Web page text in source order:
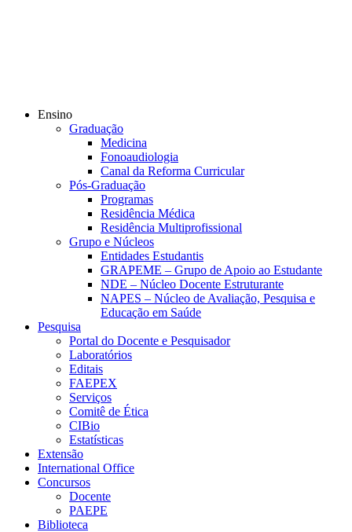
Ensino
Graduação
Medicina
Fonoaudiologia
Canal da Reforma Curricular
Pós-Graduação
Programas
Residência Médica
Residência Multiprofissional
Grupo e Núcleos
Entidades Estudantis
GRAPEME – Grupo de Apoio ao Estudante
NDE – Núcleo Docente Estruturante
NAPES – Núcleo de Avaliação, Pesquisa e
Educação em Saúde
Pesquisa
Portal do Docente e Pesquisador
Laboratórios
Editais
FAEPEX
Serviços
Comitê de Ética
CIBio
Estatísticas
Extensão
International Office
Concursos
Docente
PAEPE
Biblioteca